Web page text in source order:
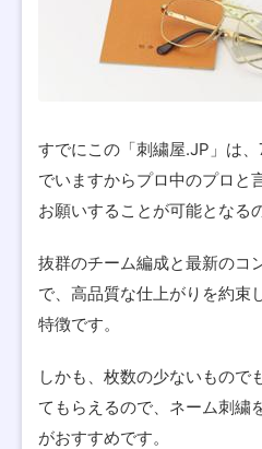
すでにこの「刺繍屋.JP」は
でいますからプロ中のプロと
お願いすることが可能となる
抜群のチーム編成と最新のコ
で、高品質な仕上がりを約束
特徴です。
しかも、枚数の少ないもので
てもらえるので、ネーム刺繍
がおすすめです。